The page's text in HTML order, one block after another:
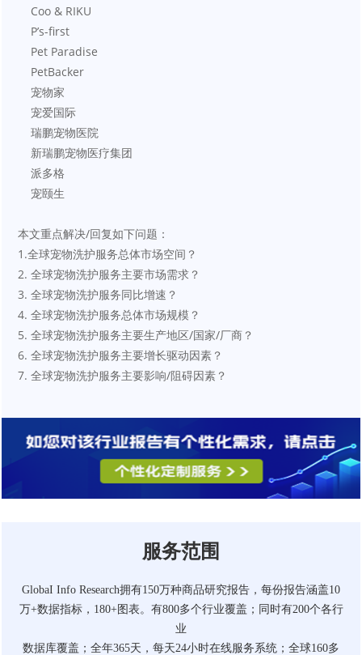
    Coo & RIKU
    P’s-first
    Pet Paradise
    PetBacker
    宠物家
    宠爱国际
    瑞鹏宠物医院
    新瑞鹏宠物医疗集团
    派多格
    宠颐生
本文重点解决/回复如下问题：
1.全球宠物洗护服务总体市场空间？
2. 全球宠物洗护服务主要市场需求？
3. 全球宠物洗护服务同比增速？
4. 全球宠物洗护服务总体市场规模？
5. 全球宠物洗护服务主要生产地区/国家/厂商？
6. 全球宠物洗护服务主要增长驱动因素？
7. 全球宠物洗护服务主要影响/阻碍因素？
服务范围
GlobaI Info Research拥有150万种商品研究报告，每份报告涵盖10
万+数据指标，180+图表。有800多个行业覆盖；同时有200个各行
业
数据库覆盖；全年365天，每天24小时在线服务系统；全球160多